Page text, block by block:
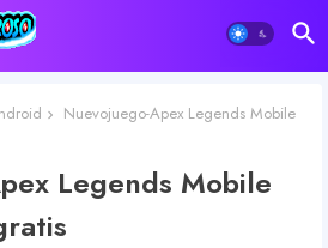
Nuevojuego-Apex Legends Mobile
Legends Mobile